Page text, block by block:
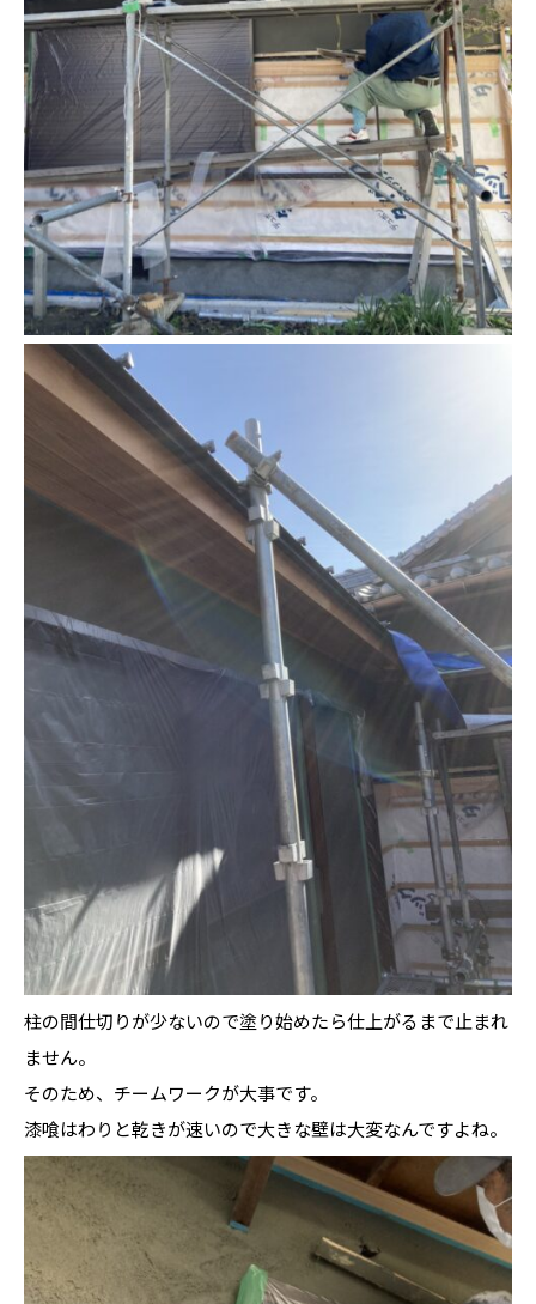
柱の間仕切りが少ないので塗り始めたら仕上がるまで止まれ
ません。
そのため、チームワークが大事です。
漆喰はわりと乾きが速いので大きな壁は大変なんですよね。